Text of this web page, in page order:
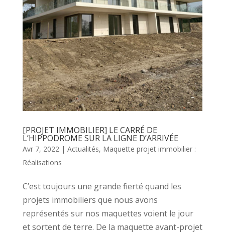
[PROJET IMMOBILIER] LE CARRÉ DE
L’HIPPODROME SUR LA LIGNE D’ARRIVÉE
Avr 7, 2022| Actualités, Maquette projet immobilier :
Réalisations
C’est toujours une grande fierté quand les
projets immobiliers que nous avons
représentés sur nos maquettes voient le jour
et sortent de terre. De la maquette avant-projet